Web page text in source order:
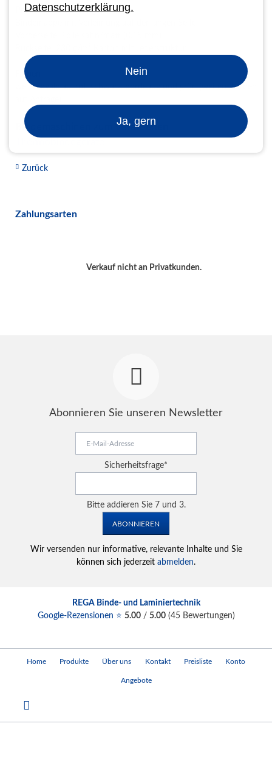
Produktbeschreibung
Farben
weiß, royalblau, rot, schwarz, bordeaux und grün (weitere Farben
Bindemaschinen zum Verarbeiten
Zurück
Zahlungsarten
Verkauf nicht an Privatkunden.
Abonnieren Sie unseren Newsletter
Adresse
Pflichtfeld
Sicherheitsfrage*
Bitte addieren Sie 7 und 3.
ABONNIEREN
Wir versenden nur informative, relevante Inhalte und Sie
können sich jederzeit abmelden.
Home Produkte Über uns Kontakt Preisliste Konto
Angebote
REGA Binde- und Laminiertechnik
Google-Rezensionen ⭐ 5.00/ 5.00(45Bewertungen)
Datenschutzerklärung.
Nein
Ja, gern